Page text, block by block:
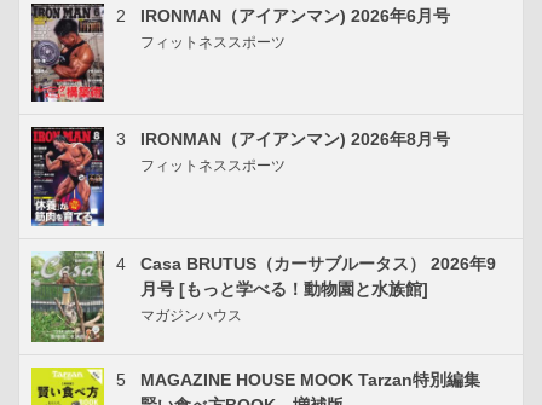
2 IRONMAN（アイアンマン) 2026年6月号
フィットネススポーツ
3 IRONMAN（アイアンマン) 2026年8月号
フィットネススポーツ
4
Casa BRUTUS（カーサブルータス） 2026年9
月号 [もっと学べる！動物園と水族館]
マガジンハウス
5
MAGAZINE HOUSE MOOK Tarzan特別編集